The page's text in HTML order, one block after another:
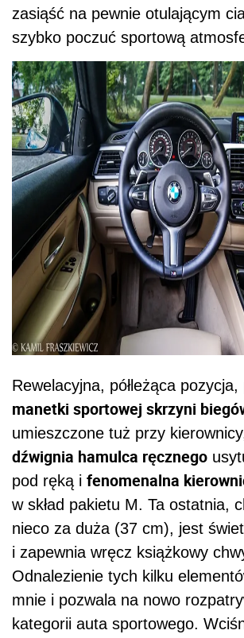
zasiąść na pewnie otulającym
szybko poczuć sportową
Rewelacyjna, półleżąca
manetki sportowej skrzyni
umieszczone tuż przy
dźwignia hamulca ręcznego
pod ręką i fenomenalna
w skład pakietu M. Ta ostatnia,
nieco za duża (37 cm), jest
i zapewnia wręcz książkowy
Odnalezienie tych kilku
mnie i pozwala na nowo
kategorii auta sportowego.